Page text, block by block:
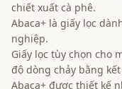
chiết xuất cà phê.
Abaca+ là giấy lọc
nghiệp.
Giấy lọc tùy chọn cho
độ dòng chảy bằng
Abaca+ được thiết kế